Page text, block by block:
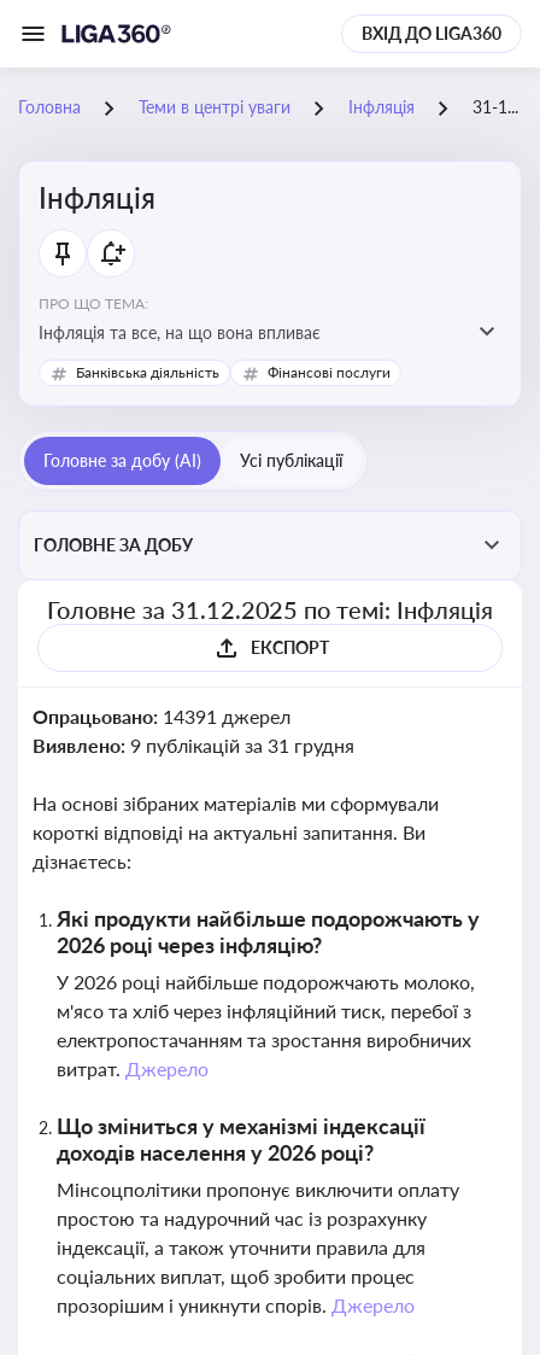
ВХІД ДО LIGA360
Головна Теми в центрі уваги Інфляція 31-12-2025
Інфляція
ПРО ЩО ТЕМА:
Інфляція та все, на що вона впливає
Банківська діяльність Фінансові послуги
Головне за добу (AI) Усі публікації
ГОЛОВНЕ ЗА ДОБУ
Головне за 31.12.2025 по темі: Інфляція
ЕКСПОРТ
Опрацьовано: 14391 джерел
Виявлено: 9 публікацій за 31 грудня
На основі зібраних матеріалів ми сформували
короткі відповіді на актуальні запитання. Ви
дізнаєтесь:
Які продукти найбільше подорожчають у
2026 році через інфляцію?
У 2026 році найбільше подорожчають молоко,
м'ясо та хліб через інфляційний тиск, перебої з
електропостачанням та зростання виробничих
витрат. Джерело
Що зміниться у механізмі індексації
доходів населення у 2026 році?
Мінсоцполітики пропонує виключити оплату
простою та надурочний час із розрахунку
індексації, а також уточнити правила для
соціальних виплат, щоб зробити процес
прозорішим і уникнути спорів. Джерело